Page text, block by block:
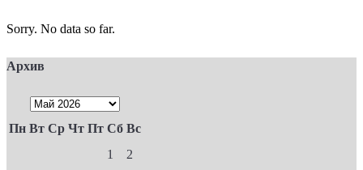
Sorry. No data so far.
Архив
Пн Вт Ср Чт Пт Сб Вс
1
2